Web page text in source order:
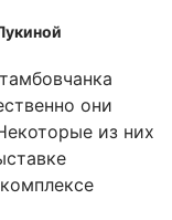
они
из них